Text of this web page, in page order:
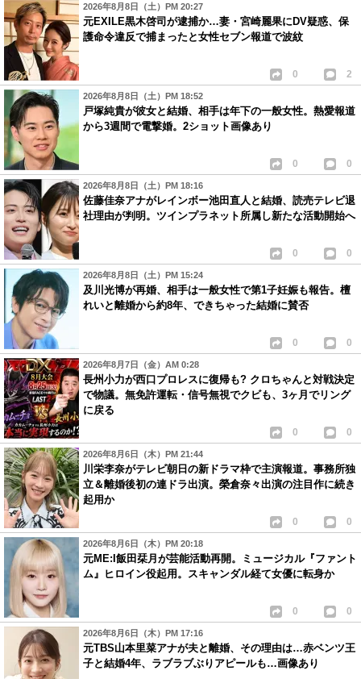
2026年8月8日（土）PM 20:27
元EXILE黒木啓司が逮捕か…妻・宮崎麗果にDV疑惑、保
護命令違反で捕まったと女性セブン報道で波紋
0 2
2026年8月8日（土）PM 18:52
戸塚純貴が彼女と結婚、相手は年下の一般女性。熱愛報道
から3週間で電撃婚。2ショット画像あり
0 0
2026年8月8日（土）PM 18:16
佐藤佳奈アナがレインボー池田直人と結婚、読売テレビ退
社理由が判明。ツインプラネット所属し新たな活動開始へ
0 0
2026年8月8日（土）PM 15:24
及川光博が再婚、相手は一般女性で第1子妊娠も報告。檀
れいと離婚から約8年、できちゃった結婚に賛否
0 0
2026年8月7日（金）AM 0:28
長州小力が西口プロレスに復帰も? クロちゃんと対戦決定
で物議。無免許運転・信号無視でクビも、3ヶ月でリング
に戻る
0 0
2026年8月6日（木）PM 21:44
川栄李奈がテレビ朝日の新ドラマ枠で主演報道。事務所独
立＆離婚後初の連ドラ出演。榮倉奈々出演の注目作に続き
起用か
0 0
2026年8月6日（木）PM 20:18
元ME:I飯田栞月が芸能活動再開。ミュージカル『ファント
ム』ヒロイン役起用。スキャンダル経て女優に転身か
0 0
2026年8月6日（木）PM 17:16
元TBS山本里菜アナが夫と離婚、その理由は…赤ベンツ王
子と結婚4年、ラブラブぶりアピールも…画像あり